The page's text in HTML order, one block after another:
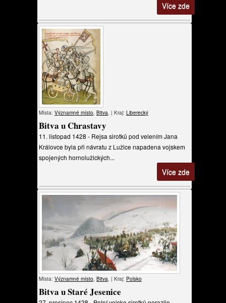
Více zde
Místa: Významné místo, Bitva, | Kraj: Liberecký
Bitva u Chrastavy
11. listopad 1428 - Rejsa sirotků pod velením Jana
Královce byla při návratu z Lužice napadena vojskem
spojených hornolužických...
Více zde
Místa: Významné místo, Bitva, | Kraj: Polsko
Bitva u Staré Jesenice